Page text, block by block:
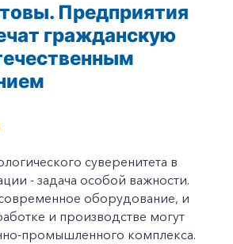
Предприятия
гражданскую
суверенитета в
- задача особой важности.
оборудование, и
и производстве могут
промышленного комплекса.